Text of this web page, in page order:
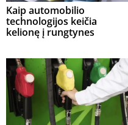
Kaip automobilio
technologijos keičia
kelionę į rungtynes